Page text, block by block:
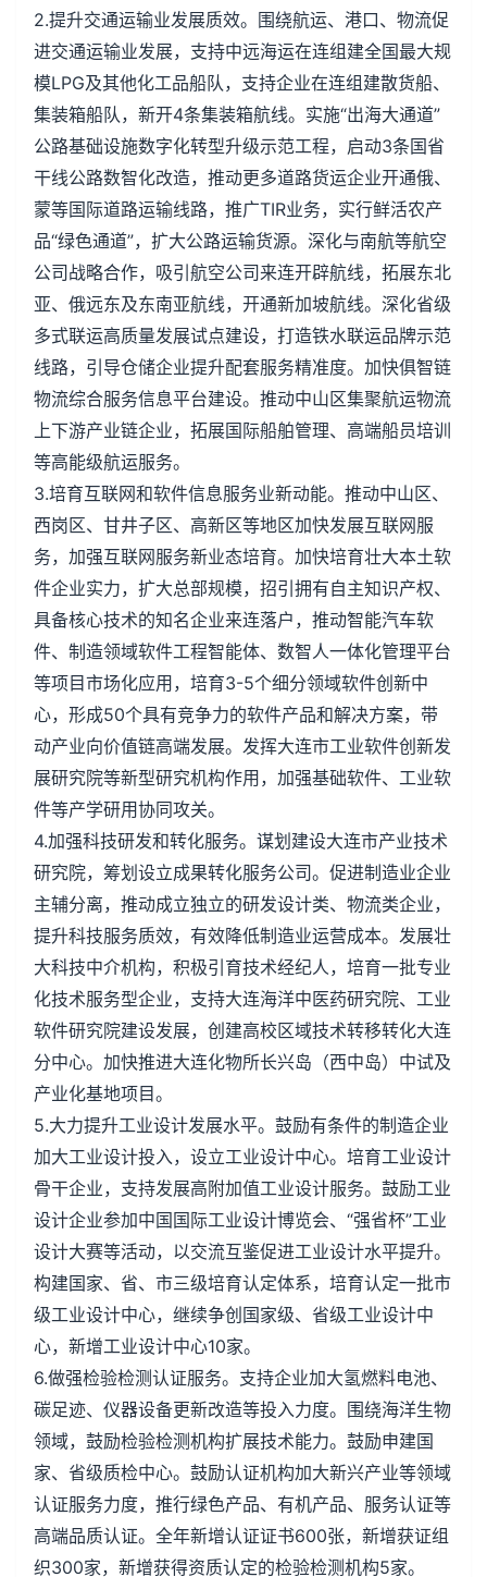
2.提升交通运输业发展质效。围绕航运、港口、物流促
进交通运输业发展，支持中远海运在连组建全国最大规
模LPG及其他化工品船队，支持企业在连组建散货船、
集装箱船队，新开4条集装箱航线。实施“出海大通道”
公路基础设施数字化转型升级示范工程，启动3条国省
干线公路数智化改造，推动更多道路货运企业开通俄、
蒙等国际道路运输线路，推广TIR业务，实行鲜活农产
品“绿色通道”，扩大公路运输货源。深化与南航等航空
公司战略合作，吸引航空公司来连开辟航线，拓展东北
亚、俄远东及东南亚航线，开通新加坡航线。深化省级
多式联运高质量发展试点建设，打造铁水联运品牌示范
线路，引导仓储企业提升配套服务精准度。加快俱智链
物流综合服务信息平台建设。推动中山区集聚航运物流
上下游产业链企业，拓展国际船舶管理、高端船员培训
等高能级航运服务。
3.培育互联网和软件信息服务业新动能。推动中山区、
西岗区、甘井子区、高新区等地区加快发展互联网服
务，加强互联网服务新业态培育。加快培育壮大本土软
件企业实力，扩大总部规模，招引拥有自主知识产权、
具备核心技术的知名企业来连落户，推动智能汽车软
件、制造领域软件工程智能体、数智人一体化管理平台
等项目市场化应用，培育3-5个细分领域软件创新中
心，形成50个具有竞争力的软件产品和解决方案，带
动产业向价值链高端发展。发挥大连市工业软件创新发
展研究院等新型研究机构作用，加强基础软件、工业软
件等产学研用协同攻关。
4.加强科技研发和转化服务。谋划建设大连市产业技术
研究院，筹划设立成果转化服务公司。促进制造业企业
主辅分离，推动成立独立的研发设计类、物流类企业，
提升科技服务质效，有效降低制造业运营成本。发展壮
大科技中介机构，积极引育技术经纪人，培育一批专业
化技术服务型企业，支持大连海洋中医药研究院、工业
软件研究院建设发展，创建高校区域技术转移转化大连
分中心。加快推进大连化物所长兴岛（西中岛）中试及
产业化基地项目。
5.大力提升工业设计发展水平。鼓励有条件的制造企业
加大工业设计投入，设立工业设计中心。培育工业设计
骨干企业，支持发展高附加值工业设计服务。鼓励工业
设计企业参加中国国际工业设计博览会、“强省杯”工业
设计大赛等活动，以交流互鉴促进工业设计水平提升。
构建国家、省、市三级培育认定体系，培育认定一批市
级工业设计中心，继续争创国家级、省级工业设计中
心，新增工业设计中心10家。
6.做强检验检测认证服务。支持企业加大氢燃料电池、
碳足迹、仪器设备更新改造等投入力度。围绕海洋生物
领域，鼓励检验检测机构扩展技术能力。鼓励申建国
家、省级质检中心。鼓励认证机构加大新兴产业等领域
认证服务力度，推行绿色产品、有机产品、服务认证等
高端品质认证。全年新增认证证书600张，新增获证组
织300家，新增获得资质认定的检验检测机构5家。